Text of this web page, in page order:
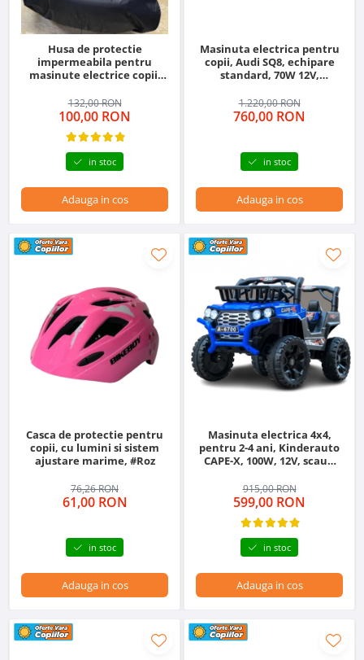
Husa de protectie
impermeabila pentru
masinute electrice copii,
motociclete, neagra
132,00 RON
100,00 RON
in stoc
Adauga in cos
Masinuta electrica pentru
copii, Audi SQ8, echipare
standard, 70W 12V,
1.220,00 RON
760,00 RON
in stoc
Adauga in cos
Casca de protectie pentru
copii, cu lumini si sistem
ajustare marime, #Roz
76,26 RON
61,00 RON
in stoc
Adauga in cos
Masinuta electrica 4x4,
pentru 2-4 ani, Kinderauto
CAPE-X, 100W, 12V, scaun
915,00 RON
599,00 RON
in stoc
Adauga in cos